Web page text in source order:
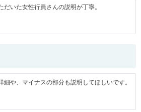
だいた女性行員さんの説明が丁寧。
細や、マイナスの部分も説明してほしいです。